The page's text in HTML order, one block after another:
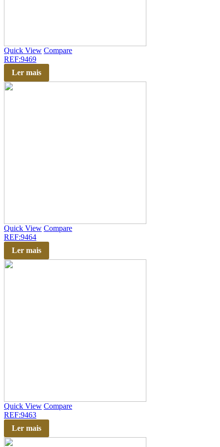
Quick View Compare
REF:9469
Ler mais
Quick View Compare
REF:9464
Ler mais
Quick View Compare
REF:9463
Ler mais